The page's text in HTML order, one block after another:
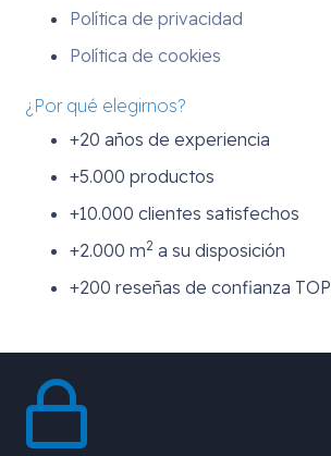
Política de privacidad
Política de cookies
¿Por qué elegirnos?
+20 años de experiencia
+5.000 productos
+10.000 clientes satisfechos
+2.000 m2 a su disposición
+200 reseñas de confianza TOP